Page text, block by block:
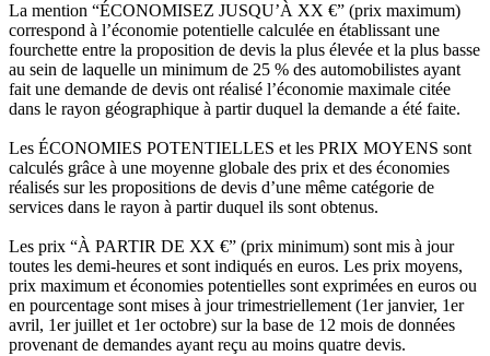
La mention “ÉCONOMISEZ JUSQU’À XX €” (prix maximum)
correspond à l’économie potentielle calculée en établissant une
fourchette entre la proposition de devis la plus élevée et la plus basse
au sein de laquelle un minimum de 25 % des automobilistes ayant
fait une demande de devis ont réalisé l’économie maximale citée
dans le rayon géographique à partir duquel la demande a été faite.
Les ÉCONOMIES POTENTIELLES et les PRIX MOYENS sont
calculés grâce à une moyenne globale des prix et des économies
réalisés sur les propositions de devis d’une même catégorie de
services dans le rayon à partir duquel ils sont obtenus.
Les prix “À PARTIR DE XX €” (prix minimum) sont mis à jour
toutes les demi-heures et sont indiqués en euros. Les prix moyens,
prix maximum et économies potentielles sont exprimées en euros ou
en pourcentage sont mises à jour trimestriellement (1er janvier, 1er
avril, 1er juillet et 1er octobre) sur la base de 12 mois de données
provenant de demandes ayant reçu au moins quatre devis.